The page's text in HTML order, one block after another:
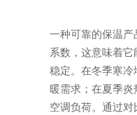
一种可靠的保温产
系数，这意味着它
稳定。在冬季寒冷
暖需求；在夏季炎
空调负荷。通过对